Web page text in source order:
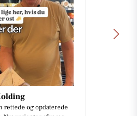
rettede og opdaterede